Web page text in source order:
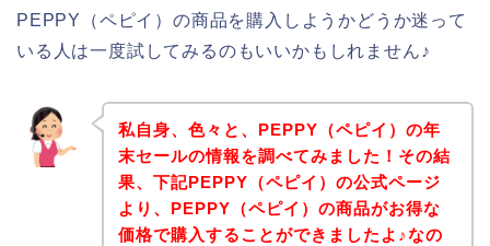
PEPPY（ペピイ）の商品を購入しようかどうか迷って
いる人は一度試してみるのもいいかもしれません♪
私自身、色々と、PEPPY（ペピイ）の年
末セールの情報を調べてみました！その結
果、下記PEPPY（ペピイ）の公式ページ
より、PEPPY（ペピイ）の商品がお得な
価格で購入することができましたよ♪なの